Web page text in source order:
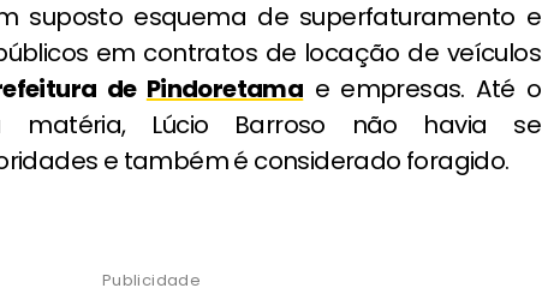
suposto esquema de superfaturamento e
em contratos de locação de veículos
de Pindoretama e empresas. Até o
matéria, Lúcio Barroso não havia se
e também é considerado foragido.
Publicidade